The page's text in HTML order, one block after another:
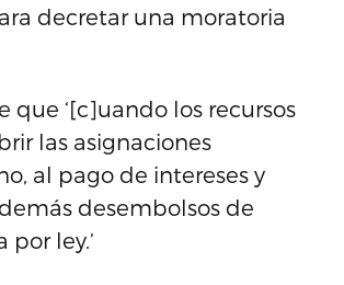
decretar una moratoria
que ‘[c]uando los recursos
las asignaciones
al pago de intereses y
desembolsos de
ley.’